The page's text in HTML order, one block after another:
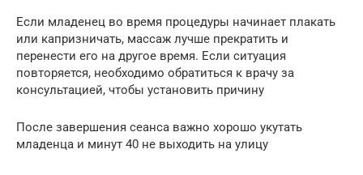
Если младенец во время процедуры начинает плакать
или капризничать, массаж лучше прекратить и
перенести его на другое время. Если ситуация
повторяется, необходимо обратиться к врачу за
консультацией, чтобы установить причину
После завершения сеанса важно хорошо укутать
младенца и минут 40 не выходить на улицу